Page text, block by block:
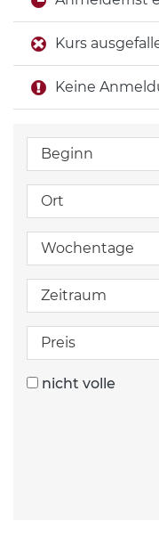
Kurs
Keine
Beginn
Ort
Wochentage
Zeitraum
Preis
nicht volle